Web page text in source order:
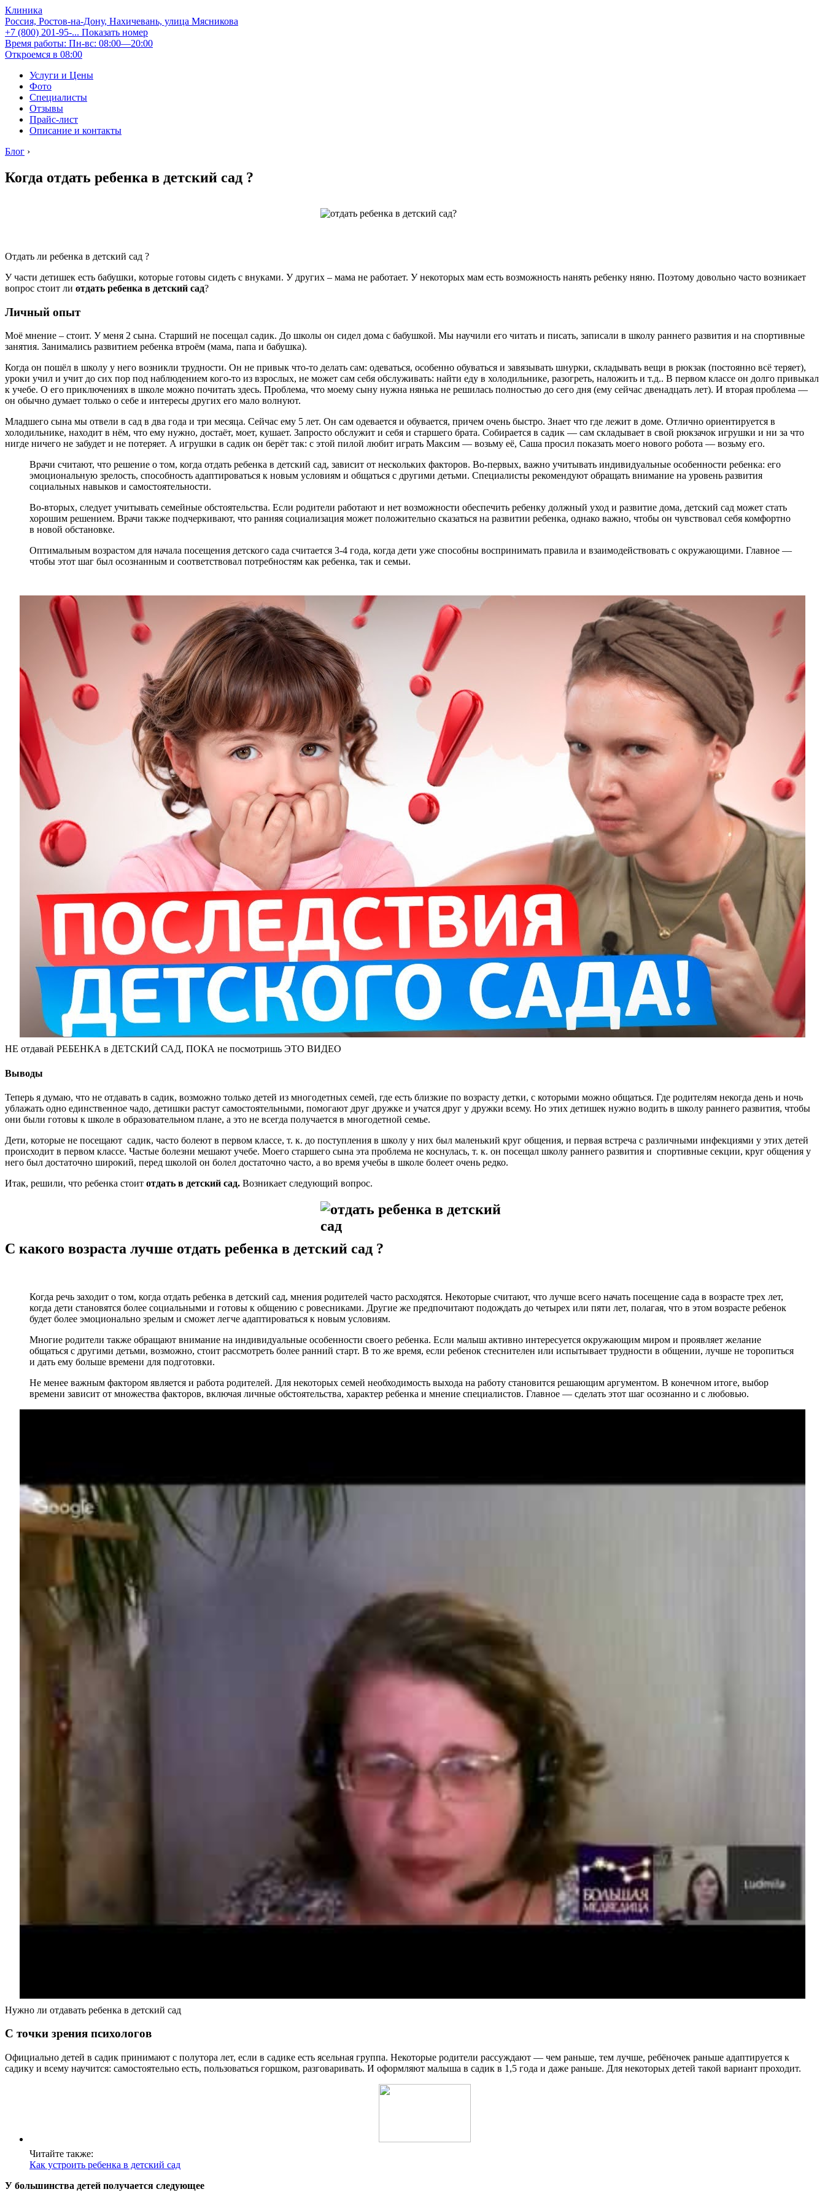
Клиника
Россия, Ростов-на-Дону, Нахичевань, улица Мясникова
+7 (800) 201-95-... Показать номер
Время работы: Пн-вс: 08:00—20:00
Откроемся в 08:00
Услуги и Цены
Фото
Специалисты
Отзывы
Прайс-лист
Описание и контакты
Блог ›
Когда отдать ребенка в детский сад ?
Отдать ли ребенка в детский сад ?
У части детишек есть бабушки, которые готовы сидеть с внуками. У других – мама не работает. У некоторых мам есть возможность нанять ребенку няню. Поэтому довольно часто возникает
вопрос стоит ли отдать ребенка в детский сад?
Личный опыт
Моё мнение – стоит. У меня 2 сына. Старший не посещал садик. До школы он сидел дома с бабушкой. Мы научили его читать и писать, записали в школу раннего развития и на спортивные
занятия. Занимались развитием ребенка втроём (мама, папа и бабушка).
Когда он пошёл в школу у него возникли трудности. Он не привык что-то делать сам: одеваться, особенно обуваться и завязывать шнурки, складывать вещи в рюкзак (постоянно всё теряет),
уроки учил и учит до сих пор под наблюдением кого-то из взрослых, не может сам себя обслуживать: найти еду в холодильнике, разогреть, наложить и т.д.. В первом классе он долго привыкал
к учебе. О его приключениях в школе можно почитать здесь. Проблема, что моему сыну нужна нянька не решилась полностью до сего дня (ему сейчас двенадцать лет). И вторая проблема —
он обычно думает только о себе и интересы других его мало волнуют.
Младшего сына мы отвели в сад в два года и три месяца. Сейчас ему 5 лет. Он сам одевается и обувается, причем очень быстро. Знает что где лежит в доме. Отлично ориентируется в
холодильнике, находит в нём, что ему нужно, достаёт, моет, кушает. Запросто обслужит и себя и старшего брата. Собирается в садик — сам складывает в свой рюкзачок игрушки и ни за что
нигде ничего не забудет и не потеряет. А игрушки в садик он берёт так: с этой пилой любит играть Максим — возьму её, Саша просил показать моего нового робота — возьму его.
Врачи считают, что решение о том, когда отдать ребенка в детский сад, зависит от нескольких факторов. Во-первых, важно учитывать индивидуальные особенности ребенка: его
эмоциональную зрелость, способность адаптироваться к новым условиям и общаться с другими детьми. Специалисты рекомендуют обращать внимание на уровень развития
социальных навыков и самостоятельности.
Во-вторых, следует учитывать семейные обстоятельства. Если родители работают и нет возможности обеспечить ребенку должный уход и развитие дома, детский сад может стать
хорошим решением. Врачи также подчеркивают, что ранняя социализация может положительно сказаться на развитии ребенка, однако важно, чтобы он чувствовал себя комфортно
в новой обстановке.
Оптимальным возрастом для начала посещения детского сада считается 3-4 года, когда дети уже способны воспринимать правила и взаимодействовать с окружающими. Главное —
чтобы этот шаг был осознанным и соответствовал потребностям как ребенка, так и семьи.
НЕ отдавай РЕБЕНКА в ДЕТСКИЙ САД, ПОКА не посмотришь ЭТО ВИДЕО
Выводы
Теперь я думаю, что не отдавать в садик, возможно только детей из многодетных семей, где есть близкие по возрасту детки, с которыми можно общаться. Где родителям некогда день и ночь
ублажать одно единственное чадо, детишки растут самостоятельными, помогают друг дружке и учатся друг у дружки всему. Но этих детишек нужно водить в школу раннего развития, чтобы
они были готовы к школе в образовательном плане, а это не всегда получается в многодетной семье.
Дети, которые не посещают садик, часто болеют в первом классе, т. к. до поступления в школу у них был маленький круг общения, и первая встреча с различными инфекциями у этих детей
происходит в первом классе. Частые болезни мешают учебе. Моего старшего сына эта проблема не коснулась, т. к. он посещал школу раннего развития и спортивные секции, круг общения у
него был достаточно широкий, перед школой он болел достаточно часто, а во время учебы в школе болеет очень редко.
Итак, решили, что ребенка стоит отдать в детский сад. Возникает следующий вопрос.
С какого возраста лучше отдать ребенка в детский сад ?
Когда речь заходит о том, когда отдать ребенка в детский сад, мнения родителей часто расходятся. Некоторые считают, что лучше всего начать посещение сада в возрасте трех лет,
когда дети становятся более социальными и готовы к общению с ровесниками. Другие же предпочитают подождать до четырех или пяти лет, полагая, что в этом возрасте ребенок
будет более эмоционально зрелым и сможет легче адаптироваться к новым условиям.
Многие родители также обращают внимание на индивидуальные особенности своего ребенка. Если малыш активно интересуется окружающим миром и проявляет желание
общаться с другими детьми, возможно, стоит рассмотреть более ранний старт. В то же время, если ребенок стеснителен или испытывает трудности в общении, лучше не торопиться
и дать ему больше времени для подготовки.
Не менее важным фактором является и работа родителей. Для некоторых семей необходимость выхода на работу становится решающим аргументом. В конечном итоге, выбор
времени зависит от множества факторов, включая личные обстоятельства, характер ребенка и мнение специалистов. Главное — сделать этот шаг осознанно и с любовью.
Нужно ли отдавать ребенка в детский сад
С точки зрения психологов
Официально детей в садик принимают с полутора лет, если в садике есть ясельная группа. Некоторые родители рассуждают — чем раньше, тем лучше, ребёночек раньше адаптируется к
садику и всему научится: самостоятельно есть, пользоваться горшком, разговаривать. И оформляют малыша в садик в 1,5 года и даже раньше. Для некоторых детей такой вариант проходит.
Читайте также:
Как устроить ребенка в детский сад
У большинства детей получается следующее